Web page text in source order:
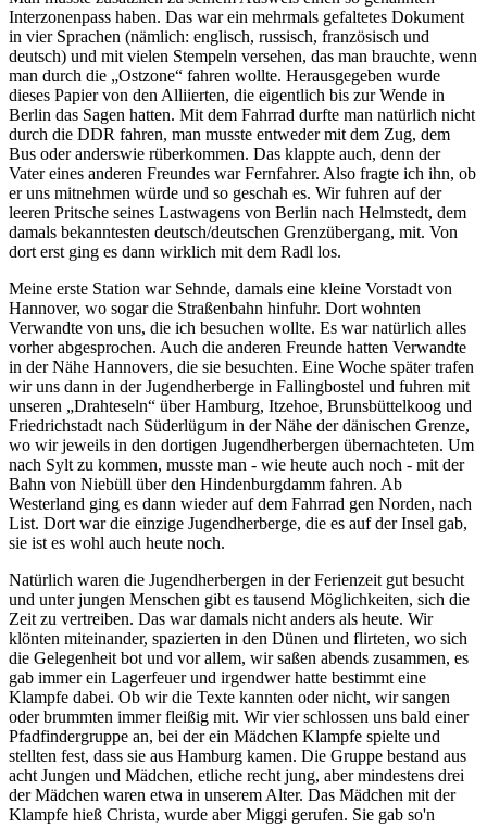
Interzonenpass haben. Das war ein mehrmals gefaltetes Dokument
in vier Sprachen (nämlich: englisch, russisch, französisch und
deutsch) und mit vielen Stempeln versehen, das man brauchte, wenn
man durch die
Ostzone
fahren wollte. Herausgegeben wurde
dieses Papier von den Alliierten, die eigentlich bis zur Wende in
Berlin das Sagen hatten. Mit dem Fahrrad durfte man natürlich nicht
durch die DDR fahren, man musste entweder mit dem Zug, dem
Bus oder anderswie rüberkommen. Das klappte auch, denn der
Vater eines anderen Freundes war Fernfahrer. Also fragte ich ihn, ob
er uns mitnehmen würde und so geschah es. Wir fuhren auf der
leeren Pritsche seines Lastwagens von Berlin nach Helmstedt, dem
damals bekanntesten deutsch/deutschen Grenzübergang, mit. Von
dort erst ging es dann wirklich mit dem Radl los.
Meine erste Station war Sehnde, damals eine kleine Vorstadt von
Hannover, wo sogar die Straßenbahn hinfuhr. Dort wohnten
Verwandte von uns, die ich besuchen wollte. Es war natürlich alles
vorher abgesprochen. Auch die anderen Freunde hatten Verwandte
in der Nähe Hannovers, die sie besuchten. Eine Woche später trafen
wir uns dann in der Jugendherberge in Fallingbostel und fuhren mit
unseren
Drahteseln
über Hamburg, Itzehoe, Brunsbüttelkoog und
Friedrichstadt nach Süderlügum in der Nähe der dänischen Grenze,
wo wir jeweils in den dortigen Jugendherbergen übernachteten. Um
nach Sylt zu kommen, musste man - wie heute auch noch - mit der
Bahn von Niebüll über den Hindenburgdamm fahren. Ab
Westerland ging es dann wieder auf dem Fahrrad gen Norden, nach
List. Dort war die einzige Jugendherberge, die es auf der Insel gab,
sie ist es wohl auch heute noch.
Natürlich waren die Jugendherbergen in der Ferienzeit gut besucht
und unter jungen Menschen gibt es tausend Möglichkeiten, sich die
Zeit zu vertreiben. Das war damals nicht anders als heute. Wir
klönten miteinander, spazierten in den Dünen und flirteten, wo sich
die Gelegenheit bot und vor allem, wir saßen abends zusammen, es
gab immer ein Lagerfeuer und irgendwer hatte bestimmt eine
Klampfe dabei. Ob wir die Texte kannten oder nicht, wir sangen
oder brummten immer fleißig mit. Wir vier schlossen uns bald einer
Pfadfindergruppe an, bei der ein Mädchen Klampfe spielte und
stellten fest, dass sie aus Hamburg kamen. Die Gruppe bestand aus
acht Jungen und Mädchen, etliche recht jung, aber mindestens drei
der Mädchen waren etwa in unserem Alter. Das Mädchen mit der
Klampfe hieß Christa, wurde aber Miggi gerufen. Sie gab so'n